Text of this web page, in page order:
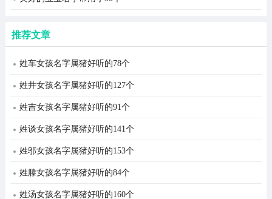
推荐文章
姓车女孩名字属猪好听的78个
姓井女孩名字属猪好听的127个
姓吉女孩名字属猪好听的91个
姓谈女孩名字属猪好听的141个
姓邬女孩名字属猪好听的153个
姓滕女孩名字属猪好听的84个
姓汤女孩名字属猪好听的160个